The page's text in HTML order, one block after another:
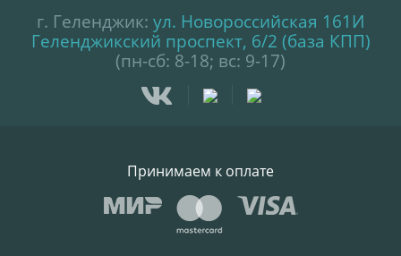
г. Геленджик: ул. Новороссийская 161И
Геленджикский проспект, 6/2 (база КПП)
(пн-сб: 8-18; вс: 9-17)
Принимаем к оплате